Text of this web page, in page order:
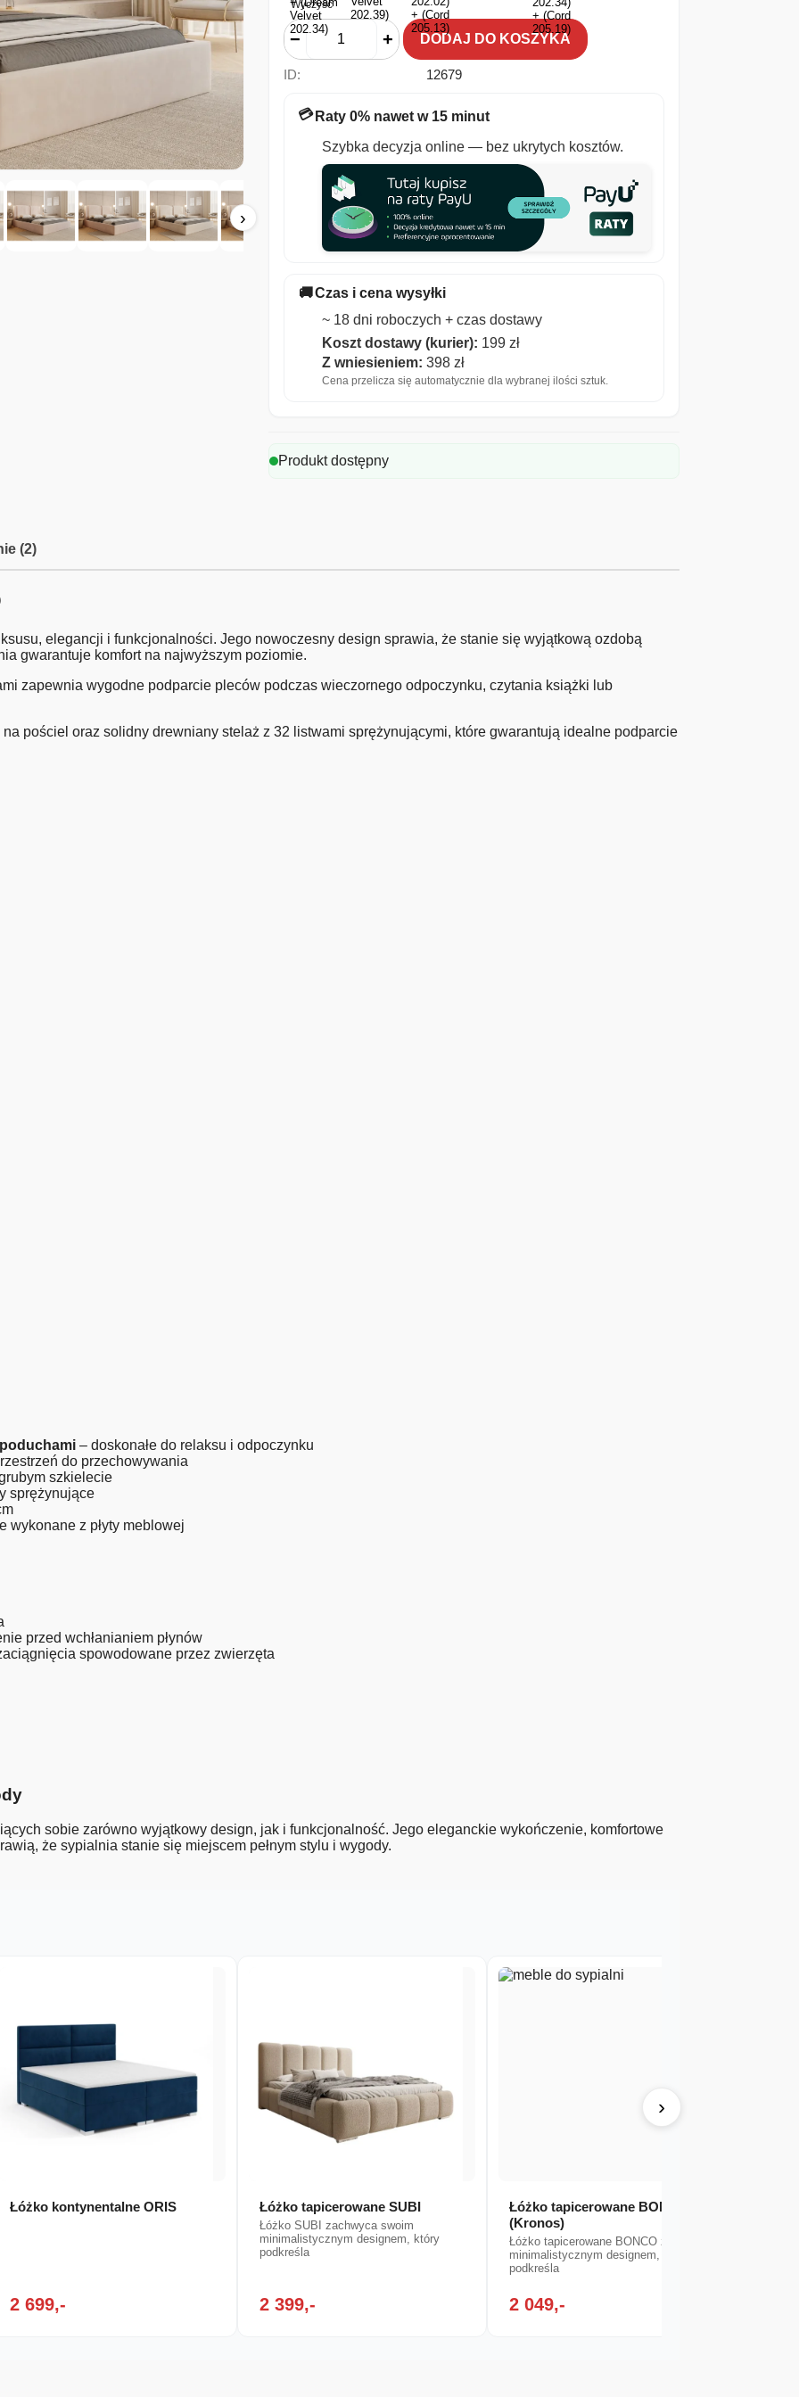
›
Wyczyść
− + DODAJ DO KOSZYKA
ID: 12679
💳 Raty 0% nawet w 15 minut
Szybka decyzja online — bez ukrytych kosztów.
🚚Czas i cena wysyłki
~ 18 dni roboczych + czas dostawy
Koszt dostawy (kurier): 199 zł
Z wniesieniem: 398 zł
Cena przelicza się automatycznie dla wybranej ilości sztuk.
Produkt dostępny
(2)
elegancji i funkcjonalności. Jego nowoczesny design sprawia, że stanie się wyjątkową ozdobą
gwarantuje komfort na najwyższym poziomie.
zapewnia wygodne podparcie pleców podczas wieczornego odpoczynku, czytania książki lub
pościel oraz solidny drewniany stelaż z 32 listwami sprężynującymi, które gwarantują idealne podparcie
– doskonałe do relaksu i odpoczynku
do przechowywania
szkielecie
sprężynujące
wykonane z płyty meblowej
przed wchłanianiem płynów
spowodowane przez zwierzęta
sobie zarówno wyjątkowy design, jak i funkcjonalność. Jego eleganckie wykończenie, komfortowe
że sypialnia stanie się miejscem pełnym stylu i wygody.
Łóżko kontynentalne ORIS
2 699,-
Łóżko tapicerowane SUBI
Łóżko SUBI zachwyca swoim
minimalistycznym designem, który
podkreśla
2 399,-
Łóżko tapicerowane BONCO
(Kronos)
Łóżko tapicerowane BONCO zachwyca
minimalistycznym designem, który
podkreśla
2 049,-
›